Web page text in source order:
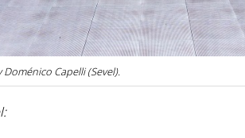
Doménico Capelli (Sevel).